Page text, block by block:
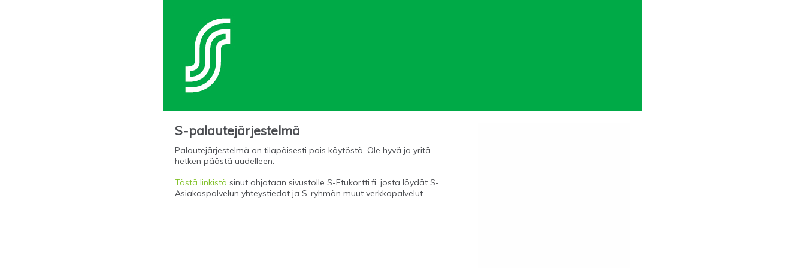
S-palautejärjestelmä
Palautejärjestelmä on tilapäisesti pois käytöstä. Ole hyvä ja yritä
hetken päästä uudelleen.
Tästä linkistä sinut ohjataan sivustolle S-Etukortti.fi, josta löydät S-
Asiakaspalvelun yhteystiedot ja S-ryhmän muut verkkopalvelut.